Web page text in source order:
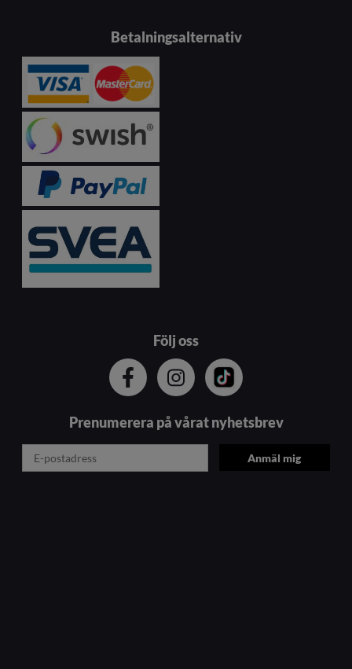
Betalningsalternativ
Följ oss
Prenumerera på vårat nyhetsbrev